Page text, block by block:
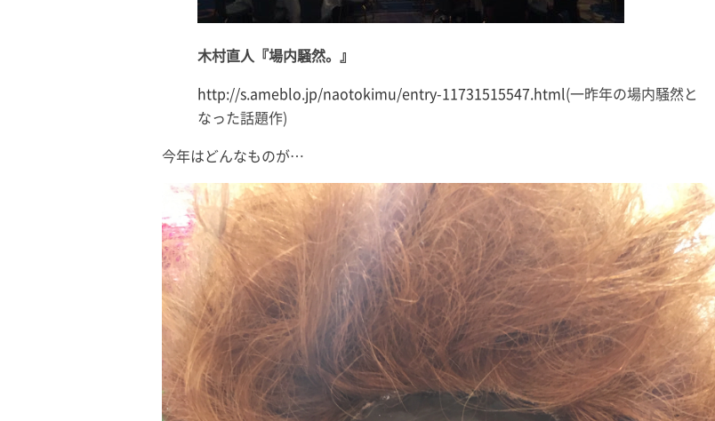
木村直人『場内騒然。』
http://s.ameblo.jp/naotokimu/entry-11731515547.html (一昨年の場内騒然と
なった話題作)
今年はどんなものが…